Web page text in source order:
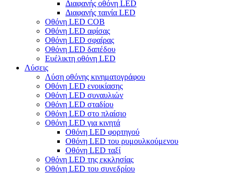
Διαφανής οθόνη LED
Διαφανής ταινία LED
Οθόνη LED COB
Οθόνη LED αφίσας
Οθόνη LED σφαίρας
Οθόνη LED δαπέδου
Ευέλικτη οθόνη LED
Λύσεις
Λύση οθόνης κινηματογράφου
Οθόνη LED ενοικίασης
Οθόνη LED συναυλιών
Οθόνη LED σταδίου
Οθόνη LED στο πλαίσιο
Οθόνη LED για κινητά
Οθόνη LED φορτηγού
Οθόνη LED του ρυμουλκούμενου
Οθόνη LED ταξί
Οθόνη LED της εκκλησίας
Οθόνη LED του συνεδρίου